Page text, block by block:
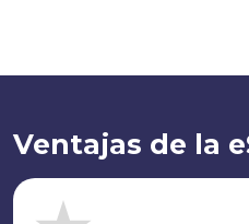
Ventajas de la